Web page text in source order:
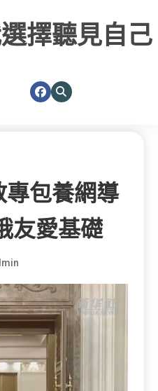
擇聽見自己
包養網導
友愛基礎